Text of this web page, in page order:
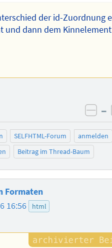
der id-Zuordnung
und dann dem
–
SELFHTML-Forum
anmelden
Beitrag im Thread-Baum
Formaten
16:56 html